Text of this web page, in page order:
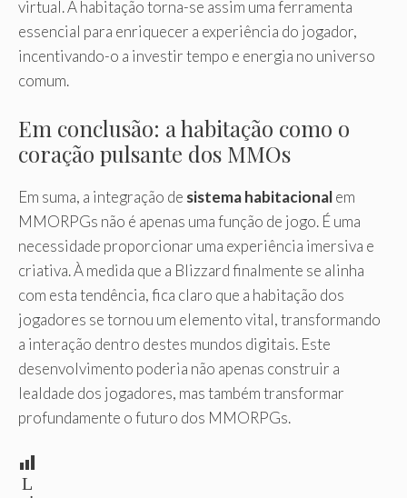
virtual. A habitação torna-se assim uma ferramenta
essencial para enriquecer a experiência do jogador,
incentivando-o a investir tempo e energia no universo
comum.
Em conclusão: a habitação como o
coração pulsante dos MMOs
Em suma, a integração de sistema habitacionalem
MMORPGs não é apenas uma função de jogo. É uma
necessidade proporcionar uma experiência imersiva e
criativa. À medida que a Blizzard finalmente se alinha
com esta tendência, fica claro que a habitação dos
jogadores se tornou um elemento vital, transformando
a interação dentro destes mundos digitais. Este
desenvolvimento poderia não apenas construir a
lealdade dos jogadores, mas também transformar
profundamente o futuro dos MMORPGs.
L